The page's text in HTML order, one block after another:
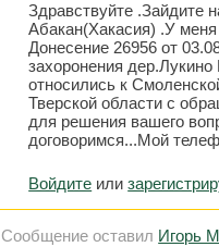
Здравствуйте .Зайдите
Абакан(Хакасия) .У меня
Донесение 26956 от
захоронения
относились к
Тверской области с
для решения вашего
договоримся...Мой
Войдите или
Сообщение оставил Игорь